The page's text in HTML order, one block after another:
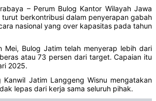
– Perum Bulog Kantor Wilayah Jawa
turut berkontribusi dalam penyerapan gabah
nasional yang over kapasitas pada tahun
Mei, Bulog Jatim telah menyerap lebih dari
atau 73 persen dari target. Capaian itu
2025.
Kanwil Jatim Langgeng Wisnu mengatakan
lepas dari kerja sama seluruh pihak.